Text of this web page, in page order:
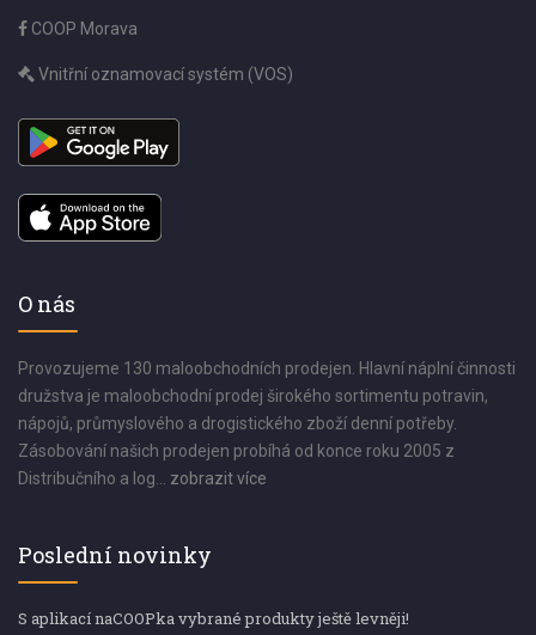
COOP Morava
Vnitřní oznamovací systém (VOS)
O nás
Provozujeme 130 maloobchodních prodejen. Hlavní náplní činnosti
družstva je maloobchodní prodej širokého sortimentu potravin,
nápojů, průmyslového a drogistického zboží denní potřeby.
Zásobování našich prodejen probíhá od konce roku 2005 z
Distribučního a log... zobrazit více
Poslední novinky
S aplikací naCOOPka vybrané produkty ještě levněji!